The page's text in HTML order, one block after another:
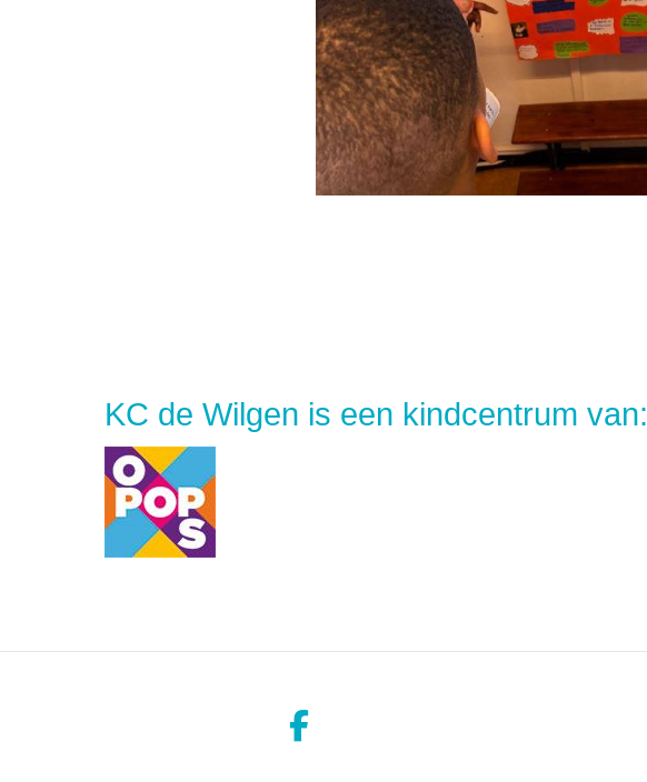
KC de Wilgen is een kindcentrum van: